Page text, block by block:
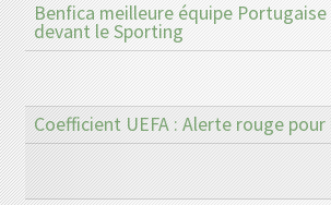
Benfica meilleure équipe
devant le Sporting
Coefficient UEFA : Alerte rouge